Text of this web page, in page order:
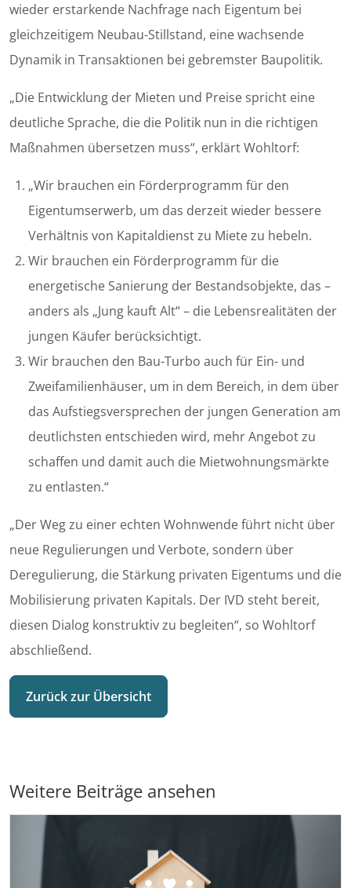
wieder erstarkende Nachfrage nach Eigentum bei
gleichzeitigem Neubau-Stillstand, eine wachsende
Dynamik in Transaktionen bei gebremster Baupolitik.
„Die Entwicklung der Mieten und Preise spricht eine
deutliche Sprache, die die Politik nun in die richtigen
Maßnahmen übersetzen muss“, erklärt Wohltorf:
„Wir brauchen ein Förderprogramm für den
Eigentumserwerb, um das derzeit wieder bessere
Verhältnis von Kapitaldienst zu Miete zu hebeln.
Wir brauchen ein Förderprogramm für die
energetische Sanierung der Bestandsobjekte, das –
anders als „Jung kauft Alt“ – die Lebensrealitäten der
jungen Käufer berücksichtigt.
Wir brauchen den Bau-Turbo auch für Ein- und
Zweifamilienhäuser, um in dem Bereich, in dem über
das Aufstiegsversprechen der jungen Generation am
deutlichsten entschieden wird, mehr Angebot zu
schaffen und damit auch die Mietwohnungsmärkte
zu entlasten.“
„Der Weg zu einer echten Wohnwende führt nicht über
neue Regulierungen und Verbote, sondern über
Deregulierung, die Stärkung privaten Eigentums und die
Mobilisierung privaten Kapitals. Der IVD steht bereit,
diesen Dialog konstruktiv zu begleiten“, so Wohltorf
abschließend.
Zurück zur Übersicht
Weitere Beiträge ansehen